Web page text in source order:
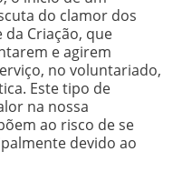
do clamor dos
Criação, que
e agirem
no voluntariado,
Este tipo de
na nossa
ao risco de se
devido ao